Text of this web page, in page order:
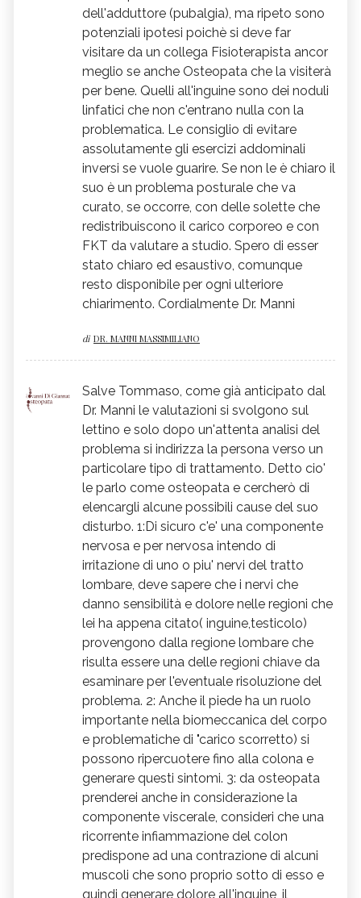
dell'adduttore (pubalgia), ma ripeto sono
potenziali ipotesi poichè si deve far
visitare da un collega Fisioterapista ancor
meglio se anche Osteopata che la visiterà
per bene. Quelli all'inguine sono dei noduli
linfatici che non c'entrano nulla con la
problematica. Le consiglio di evitare
assolutamente gli esercizi addominali
inversi se vuole guarire. Se non le è chiaro il
suo è un problema posturale che va
curato, se occorre, con delle solette che
redistribuiscono il carico corporeo e con
FKT da valutare a studio. Spero di esser
stato chiaro ed esaustivo, comunque
resto disponibile per ogni ulteriore
chiarimento. Cordialmente Dr. Manni
di DR. MANNI MASSIMILIANO
Salve Tommaso, come già anticipato dal
Dr. Manni le valutazioni si svolgono sul
lettino e solo dopo un'attenta analisi del
problema si indirizza la persona verso un
particolare tipo di trattamento. Detto cio'
le parlo come osteopata e cercherò di
elencargli alcune possibili cause del suo
disturbo. 1:Di sicuro c'e' una componente
nervosa e per nervosa intendo di
irritazione di uno o piu' nervi del tratto
lombare, deve sapere che i nervi che
danno sensibilità e dolore nelle regioni che
lei ha appena citato( inguine,testicolo)
provengono dalla regione lombare che
risulta essere una delle regioni chiave da
esaminare per l'eventuale risoluzione del
problema. 2: Anche il piede ha un ruolo
importante nella biomeccanica del corpo
e problematiche di "carico scorretto) si
possono ripercuotere fino alla colona e
generare questi sintomi. 3: da osteopata
prenderei anche in considerazione la
componente viscerale, consideri che una
ricorrente infiammazione del colon
predispone ad una contrazione di alcuni
muscoli che sono proprio sotto di esso e
quindi generare dolore all'inguine, il